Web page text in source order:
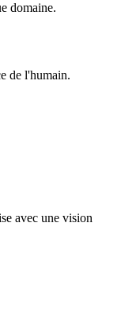
domaine.
de l'humain.
avec une vision